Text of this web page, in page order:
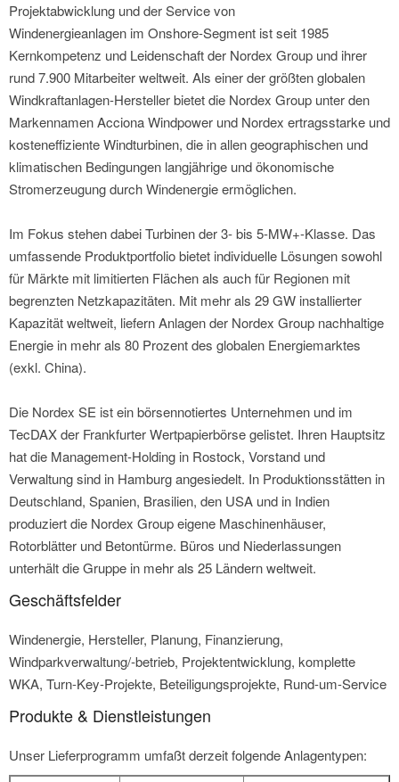
Projektabwicklung und der Service von
Windenergieanlagen im Onshore-Segment ist seit 1985
Kernkompetenz und Leidenschaft der Nordex Group und ihrer
rund 7.900 Mitarbeiter weltweit. Als einer der größten globalen
Windkraftanlagen-Hersteller bietet die Nordex Group unter den
Markennamen Acciona Windpower und Nordex ertragsstarke und
kosteneffiziente Windturbinen, die in allen geographischen und
klimatischen Bedingungen langjährige und ökonomische
Stromerzeugung durch Windenergie ermöglichen.
Im Fokus stehen dabei Turbinen der 3- bis 5-MW+-Klasse. Das
umfassende Produktportfolio bietet individuelle Lösungen sowohl
für Märkte mit limitierten Flächen als auch für Regionen mit
begrenzten Netzkapazitäten. Mit mehr als 29 GW installierter
Kapazität weltweit, liefern Anlagen der Nordex Group nachhaltige
Energie in mehr als 80 Prozent des globalen Energiemarktes
(exkl. China).
Die Nordex SE ist ein börsennotiertes Unternehmen und im
TecDAX der Frankfurter Wertpapierbörse gelistet. Ihren Hauptsitz
hat die Management-Holding in Rostock, Vorstand und
Verwaltung sind in Hamburg angesiedelt. In Produktionsstätten in
Deutschland, Spanien, Brasilien, den USA und in Indien
produziert die Nordex Group eigene Maschinenhäuser,
Rotorblätter und Betontürme. Büros und Niederlassungen
unterhält die Gruppe in mehr als 25 Ländern weltweit.
Geschäftsfelder
Windenergie, Hersteller, Planung, Finanzierung,
Windparkverwaltung/-betrieb, Projektentwicklung, komplette
WKA, Turn-Key-Projekte, Beteiligungsprojekte, Rund-um-Service
Produkte & Dienstleistungen
Unser Lieferprogramm umfaßt derzeit folgende Anlagentypen: